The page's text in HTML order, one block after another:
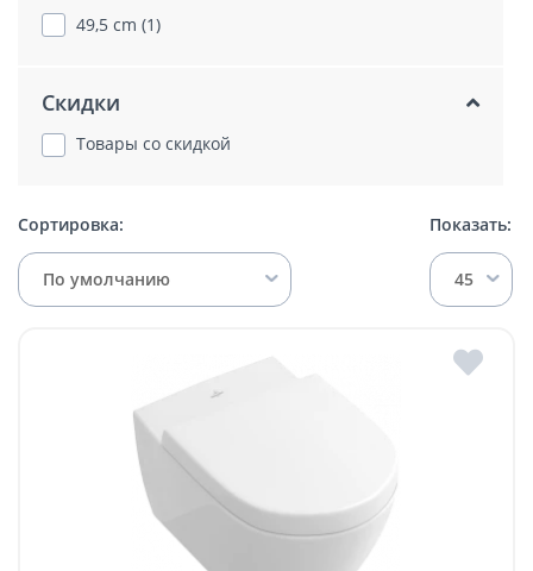
49,5 cm (1)
Скидки
Товары со скидкой
Сортировка:
По умолчанию
Показать:
45